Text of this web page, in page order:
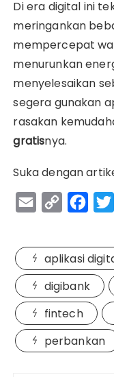
Di era digital ini
meringankan
mempercepat
menurunkan
menyelesaikan
segera gunakan
rasakan
gratisnya.
Suka dengan
a
i
l
C
p
y
L
i
n
k
c
e
b
o
o
k
aplikasi
digibank
fintech
perbankan